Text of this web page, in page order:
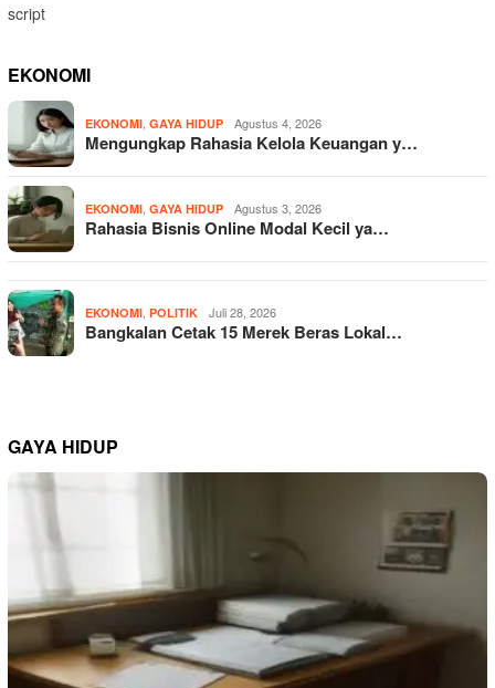
script
EKONOMI
EKONOMI GAYA HIDUP Agustus 4, 2026
Mengungkap Rahasia Kelola Keuangan y…
EKONOMI GAYA HIDUP Agustus 3, 2026
Rahasia Bisnis Online Modal Kecil ya…
EKONOMI POLITIK Juli 28, 2026
Bangkalan Cetak 15 Merek Beras Lokal…
GAYA HIDUP